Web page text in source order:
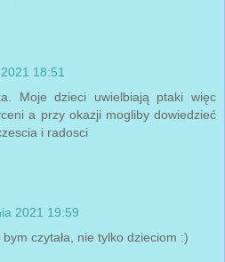
18:51
Moje dzieci uwielbiają ptaki więc
a przy okazji mogliby dowiedzieć
i radosci
2021 19:59
czytała, nie tylko dzieciom :)